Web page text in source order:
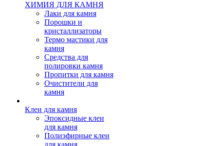
ХИМИЯ ДЛЯ КАМНЯ
Лаки для камня
Порошки и
кристаллизаторы
Термо мастики для
камня
Средства для
полировки камня
Пропитки для камня
Очистители для
камня
Клеи для камня
Эпоксидные клеи
для камня
Полиэфирные клеи
для камня